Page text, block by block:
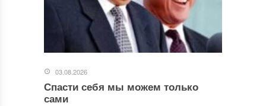
03.08.2026
Спасти себя мы можем только
сами